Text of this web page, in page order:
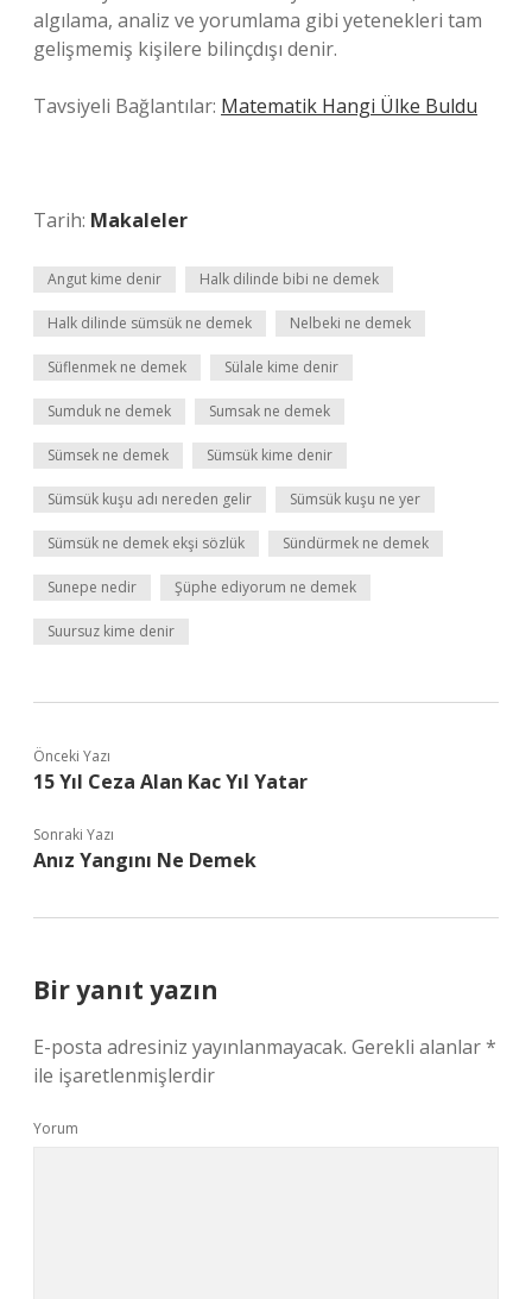
algılama, analiz ve yorumlama gibi yetenekleri tam
gelişmemiş kişilere bilinçdışı denir.
Tavsiyeli Bağlantılar: Matematik Hangi Ülke Buldu
Tarih: Makaleler
Angut kime denir Halk dilinde bibi ne demek
Halk dilinde sümsük ne demek Nelbeki ne demek
Süflenmek ne demek Sülale kime denir
Sumduk ne demek Sumsak ne demek
Sümsek ne demek Sümsük kime denir
Sümsük kuşu adı nereden gelir Sümsük kuşu ne yer
Sümsük ne demek ekşi sözlük Sündürmek ne demek
Sunepe nedir Şüphe ediyorum ne demek
Suursuz kime denir
Önceki Yazı
15 Yıl Ceza Alan Kac Yıl Yatar
Sonraki Yazı
Anız Yangını Ne Demek
Bir yanıt yazın
E-posta adresiniz yayınlanmayacak. Gerekli alanlar*
ile işaretlenmişlerdir
Yorum